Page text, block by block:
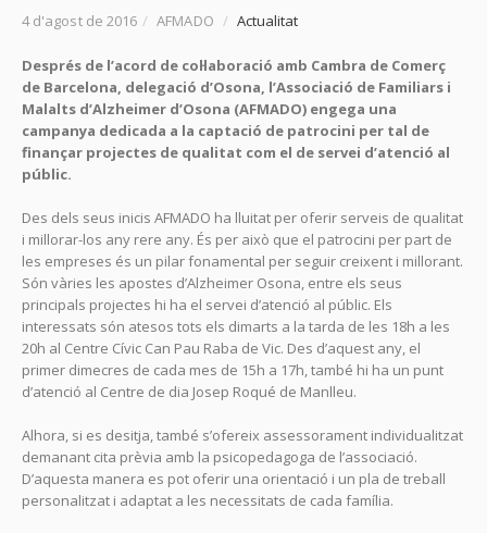
4 d'agost de 2016 / AFMADO / Actualitat
Després de l’acord de col·laboració amb Cambra de Comerç
de Barcelona, delegació d’Osona, l’Associació de Familiars i
Malalts d’Alzheimer d’Osona (AFMADO) engega una
campanya dedicada a la captació de patrocini per tal de
finançar projectes de qualitat com el de servei d’atenció al
públic.
Des dels seus inicis AFMADO ha lluitat per oferir serveis de qualitat
i millorar-los any rere any. És per això que el patrocini per part de
les empreses és un pilar fonamental per seguir creixent i millorant.
Són vàries les apostes d’Alzheimer Osona, entre els seus
principals projectes hi ha el servei d’atenció al públic. Els
interessats són atesos tots els dimarts a la tarda de les 18h a les
20h al Centre Cívic Can Pau Raba de Vic. Des d’aquest any, el
primer dimecres de cada mes de 15h a 17h, també hi ha un punt
d’atenció al Centre de dia Josep Roqué de Manlleu.
Alhora, si es desitja, també s’ofereix assessorament individualitzat
demanant cita prèvia amb la psicopedagoga de l’associació.
D’aquesta manera es pot oferir una orientació i un pla de treball
personalitzat i adaptat a les necessitats de cada família.